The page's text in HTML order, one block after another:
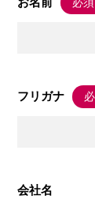
フリガナ
会社名